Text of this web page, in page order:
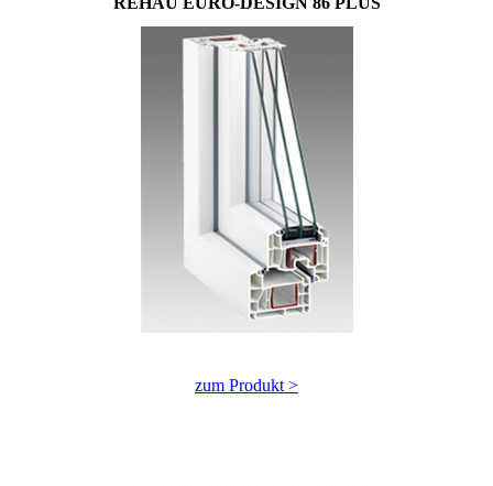
zum Produkt >